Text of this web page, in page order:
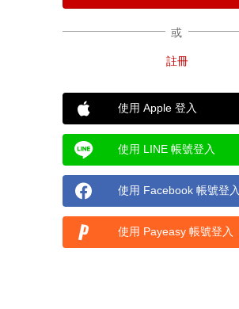
或
使用 Apple 登入
使用 LINE 帳號登入
使用 Facebook 帳號登入
使用 Payeasy 帳號登入